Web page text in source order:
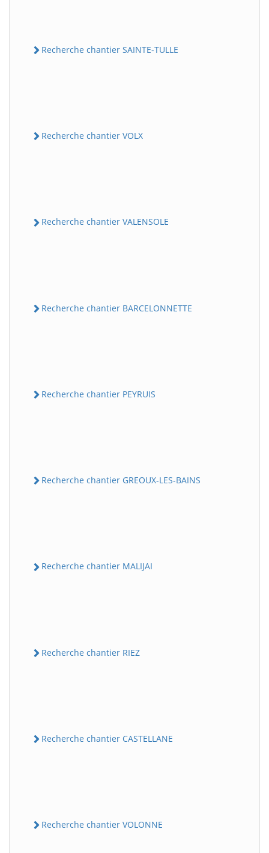
Recherche chantier SAINTE-TULLE
Recherche chantier VOLX
Recherche chantier VALENSOLE
Recherche chantier BARCELONNETTE
Recherche chantier PEYRUIS
Recherche chantier GREOUX-LES-BAINS
Recherche chantier MALIJAI
Recherche chantier RIEZ
Recherche chantier CASTELLANE
Recherche chantier VOLONNE